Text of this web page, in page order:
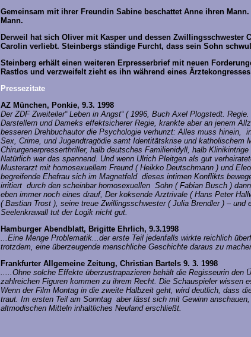
Gemeinsam mit ihrer Freundin Sabine beschattet Anne ihren
Mann.
Derweil hat sich Oliver mit Kasper und dessen Zwillingsschwester
Carolin verliebt. Steinbergs ständige Furcht, dass sein Sohn
Steinberg erhält einen weiteren Erpresserbrief mit neuen
Rastlos und verzweifelt zieht es ihn während eines
Pressezitate
AZ München, Ponkie, 9.3. 1998
Der ZDF Zweiteiler“ Leben in Angst“ ( 1996, Buch Axel Plogstedt.
Darstellern und Dameks effektsicherer Regie, krankte aber an jenem
besseren Drehbuchautor die Psychologie verhunzt: Alles muss hinein,
Sex, Crime, und Jugendtragödie samt Identitätskrise und katholischem
Chirurgenerpresserthriller, halb deutsches Familienidyll, halb
Natürlich war das spannend. Und wenn Ulrich Pleitgen als gut
Musterarzt mit homosexuellem Freund ( Heikko Deutschmann ) und
begreifende Ehefrau sich im Magnetfeld dieses intimen Konflikts
irritiert durch den scheinbar homosexuellen Sohn ( Fabian Busch )
eben immer noch eines drauf, Der koksende Arztrivale ( Hans Peter
( Bastian Trost ), seine treue Zwillingsschwester ( Julia Brendler ) –
Seelenkrawall tut der Logik nicht gut.
Hamburger Abendblatt, Brigitte Ehrlich, 9.3.1998
...Eine Menge Problematik...der erste Teil jedenfalls wirkte reichlich
trotzdem, eine überzeugende menschliche Geschichte daraus zu
Frankfurter Allgemeine Zeitung, Christian Bartels 9. 3. 1998
.....Ohne solche Effekte überzustrapazieren behält die Regisseurin den
zahlreichen Figuren kommen zu ihrem Recht. Die Schauspieler wissen
Wenn der Film Montag in die zweite Halbzeit geht, wird deutlich, dass
traut. Im ersten Teil am Sonntag aber lässt sich mit Gewinn
altmodischen Mitteln inhaltliches Neuland erschließt.